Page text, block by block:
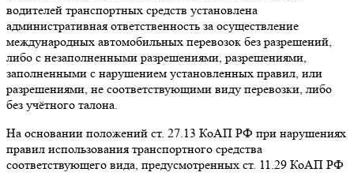
водителей транспортных средств установлена
административная ответственность за осуществление
международных автомобильных перевозок без разрешений,
либо с незаполненными разрешениями, разрешениями,
заполненными с нарушением установленных правил, или
разрешениями, не соответствующими виду перевозки, либо
без учётного талона.
На основании положений ст. 27.13 КоАП РФ при нарушениях
правил использования транспортного средства
соответствующего вида, предусмотренных ст. 11.29 КоАП РФ